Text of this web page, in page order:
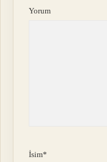
Yorum
İsim*